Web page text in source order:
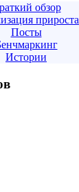
обзор
прироста
Посты
Истории